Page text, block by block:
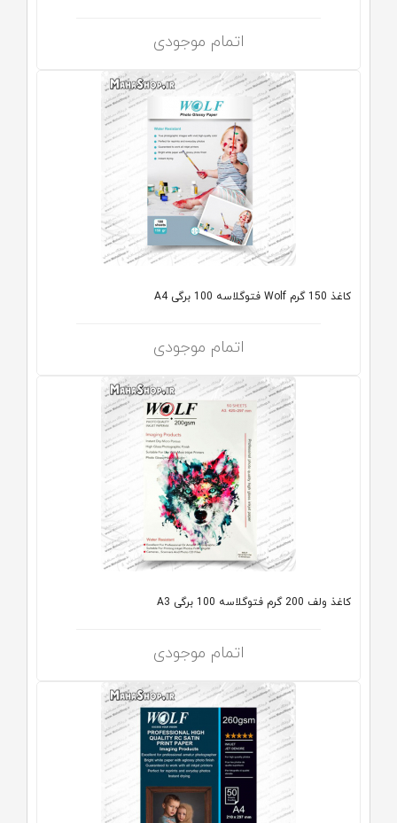
اتمام موجودی
کاغذ 150 گرم Wolf فتوگلاسه 100 برگی A4
اتمام موجودی
کاغذ ولف 200 گرم فتوگلاسه 100 برگی A3
اتمام موجودی